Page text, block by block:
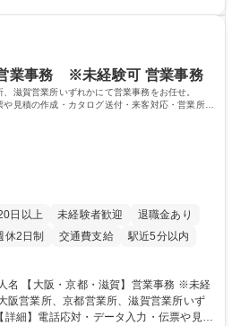
種 中野本社【お客様
り良い商品づくりへ貢献
ついて】キリングループの広報機能を担
を大切にし、磨き上げたホスピタリティ
とりながら広報関連業務を行っておりま
営業事務 ※未経験可 営業事務
滋賀営業所いずれかにて営業事務をお任せ。
見積の作成・カタログ送付・来客対応・営業所内
。
日以上 未経験者歓迎
退職金あり
休2日制 交通費支給
駅近5分以内
細】電話応対・データ入力・伝票や見積